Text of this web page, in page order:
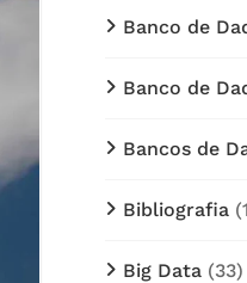
Banco de
Banco de
Bancos de
Bibliografia
Big Data (33)